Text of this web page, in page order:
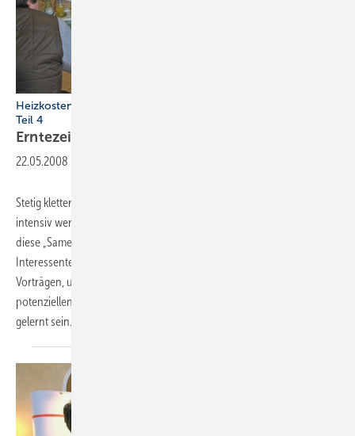
Heizkostenspar-Konzept: Aufträge, die richtig Laune machen,
Teil 4
Erntezeit im
22.05.2008
Stetig kletternde Brennstoffpreise, höhere staatliche Förderungen,
intensiv werbende Hersteller mit unterschiedlichen Wärmequellen –
diese „Samen“ treiben in den Verbrauchern. Immer mehr
Interessenten fragen bei Handwerkern an oder kommen zu
Vorträgen, um sich über eine neue Heizungsanlage zu informieren. Die
potenziellen Kunden sind „erntereif“. Doch ertragreiches Ernten will
gelerntsein.